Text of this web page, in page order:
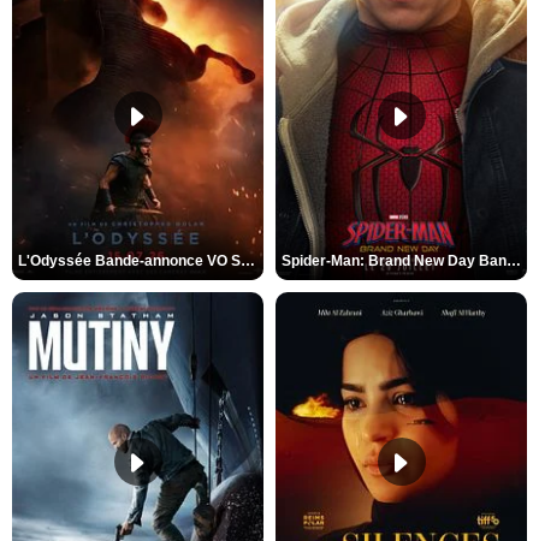
L'Odyssée Bande-annonce VO STFR Spider-Man: Brand New Day Bande-annonce VO STFR